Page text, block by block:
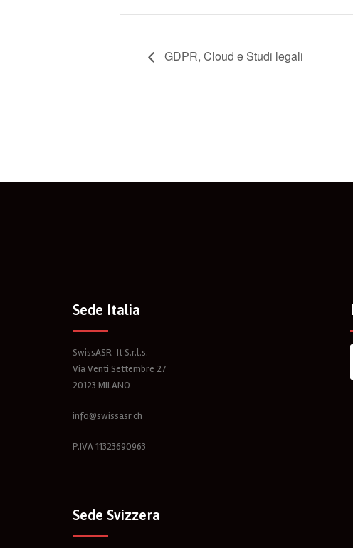
GDPR, Cloud e Studi legali
Sede Italia
SwissASR-It S.r.l.s.
Via Venti Settembre 27
20123 MILANO
info@swissasr.ch
P.IVA 11323690963
Sede Svizzera